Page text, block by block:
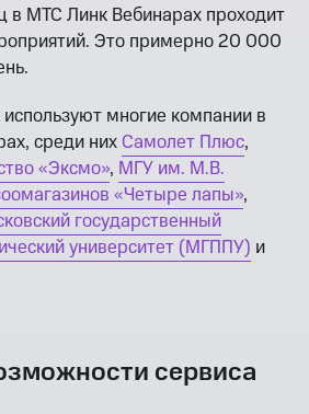
в МТС Линк Вебинарах проходит
Это примерно 20 000
многие компании в
среди нихСамолет Плюс,
«Эксмо», МГУ им. М.В.
«Четыре лапы»,
государственный
университет (МГППУ) и
сервиса